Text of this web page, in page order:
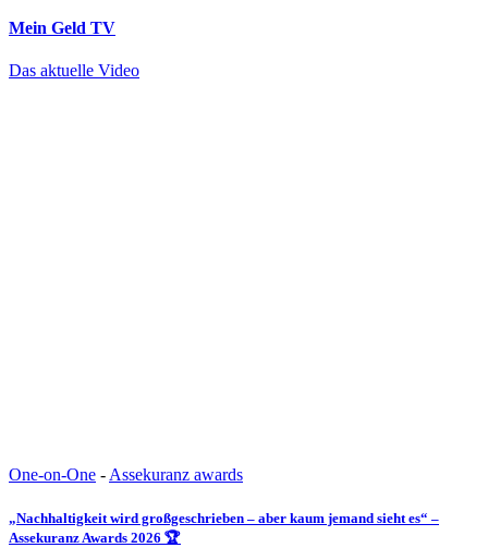
Mein Geld TV
Das aktuelle Video
One-on-One -Assekuranz awards
„Nachhaltigkeit wird großgeschrieben – aber kaum jemand sieht es“ –
Assekuranz Awards 2026 🏆